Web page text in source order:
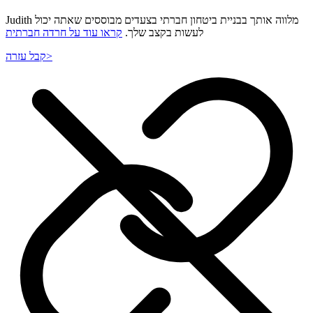
Judith מלווה אותך בבניית ביטחון חברתי בצעדים מבוססים שאתה יכול
לעשות בקצב שלך. קראו עוד על חרדה חברתית
קבל עזרה>